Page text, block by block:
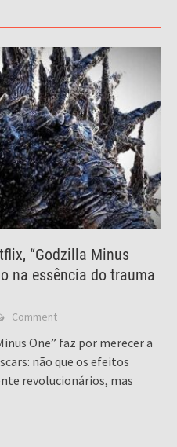
“Godzilla Minus
na essência do trauma
Comment
One” faz por merecer a
não que os efeitos
revolucionários, mas